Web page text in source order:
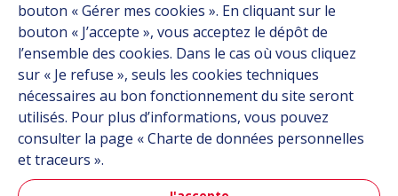
Suivez-nous
Linkedin
Instagram
bouton « Gérer mes cookies ». En cliquant sur le
bouton « J’accepte », vous acceptez le dépôt de
l’ensemble des cookies. Dans le cas où vous cliquez
sur « Je refuse », seuls les cookies techniques
nécessaires au bon fonctionnement du site seront
utilisés. Pour plus d’informations, vous pouvez
consulter la page « Charte de données personnelles
et traceurs ».